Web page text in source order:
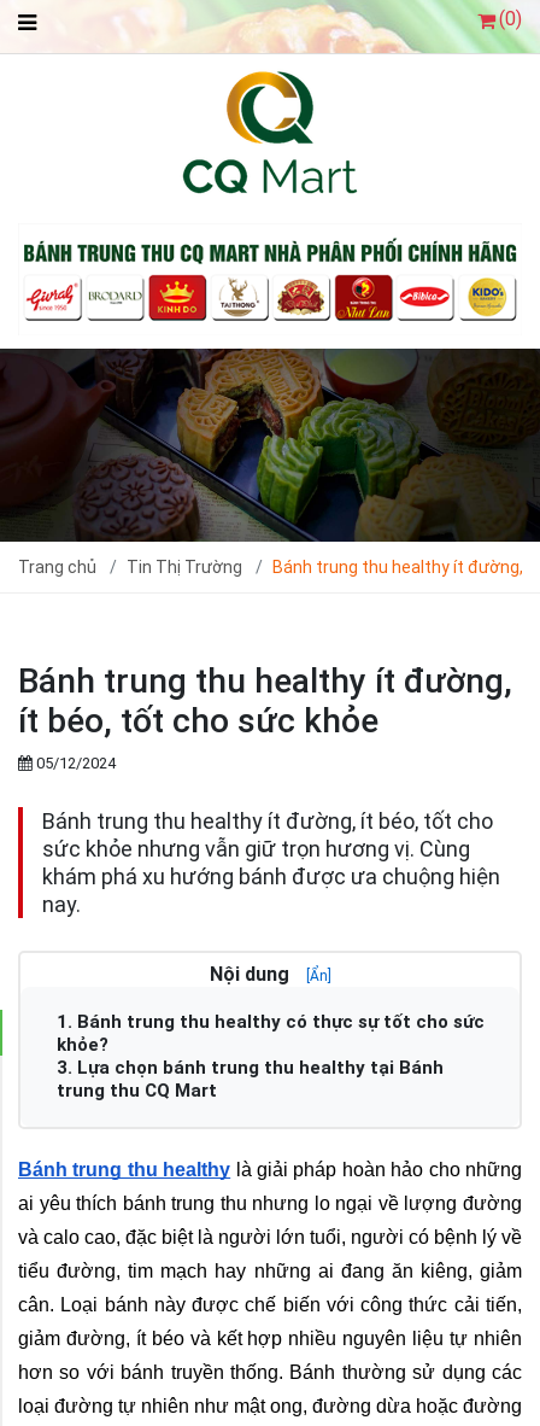
(0)
Trang chủ Tin Thị Trường Bánh trung thu healthy ít đường,
Bánh trung thu healthy ít đường,
ít béo, tốt cho sức khỏe
05/12/2024
Bánh trung thu healthy ít đường, ít béo, tốt cho
sức khỏe nhưng vẫn giữ trọn hương vị. Cùng
khám phá xu hướng bánh được ưa chuộng hiện
nay.
Nội dung [Ẩn]
1. Bánh trung thu healthy có thực sự tốt cho sức
khỏe?
3. Lựa chọn bánh trung thu healthy tại Bánh
trung thu CQ Mart
Bánh trung thu healthy là giải pháp hoàn hảo cho những
ai yêu thích bánh trung thu nhưng lo ngại về lượng đường
và calo cao, đặc biệt là người lớn tuổi, người có bệnh lý về
tiểu đường, tim mạch hay những ai đang ăn kiêng, giảm
cân. Loại bánh này được chế biến với công thức cải tiến,
giảm đường, ít béo và kết hợp nhiều nguyên liệu tự nhiên
hơn so với bánh truyền thống. Bánh thường sử dụng các
loại đường tự nhiên như mật ong, đường dừa hoặc đường